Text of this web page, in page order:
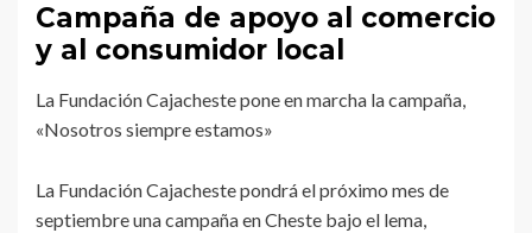
Campaña de apoyo al comercio
y al consumidor local
La Fundación Cajacheste pone en marcha la campaña,
«Nosotros siempre estamos»
La Fundación Cajacheste pondrá el próximo mes de
septiembre una campaña en Cheste bajo el lema,